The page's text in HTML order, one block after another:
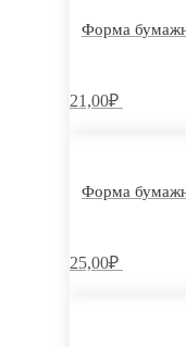
Форма
21,00₽
Форма
25,00₽